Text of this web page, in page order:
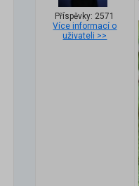
Příspěvky: 2571
Více informací o
uživateli >>